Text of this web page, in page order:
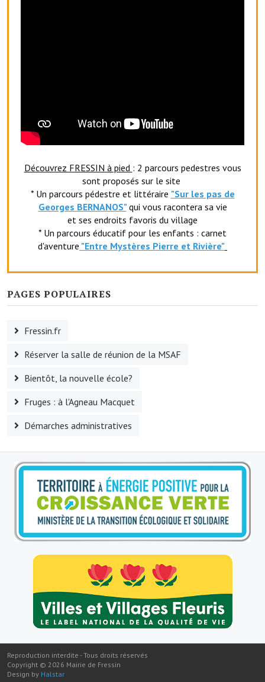
Découvrez FRESSIN à pied : 2 parcours pedestres vous
sont proposés sur le site
* Un parcours pédestre et littéraire "Sur les pas de
Georges BERNANOS" qui vous racontera sa vie
et ses endroits favoris du village
* Un parcours éducatif pour les enfants : carnet
d'aventure "Entre Mystères Pierre et Rivière"
PAGES POPULAIRES
Fressin.fr
Réserver la salle de réunion de la MSAF
Bientôt, la nouvelle école?
Fruges : à l'Agneau Macquet
Démarches administratives
Reproduction interdite - Tous droits réservés
Copyright © 2026 Mairie de Fressin
Design by Halstar